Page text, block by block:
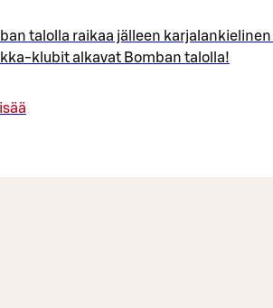
talolla raikaa jälleen
klubit alkavat Bomban talolla!